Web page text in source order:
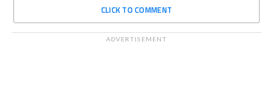
CLICK TO COMMENT
ADVERTISEMENT